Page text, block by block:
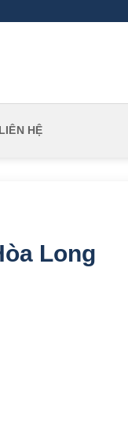
LIÊN HỆ
Long